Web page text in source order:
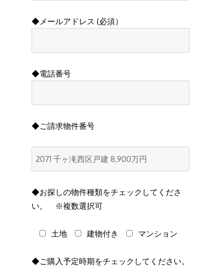
◆メールアドレス (必須）
◆電話番号
◆ご請求物件番号
◆お探しの物件種類をチェックしてくださ
い。 ※複数選択可
土地 建物付き マンション
◆ご購入予定時期をチェックしてください。